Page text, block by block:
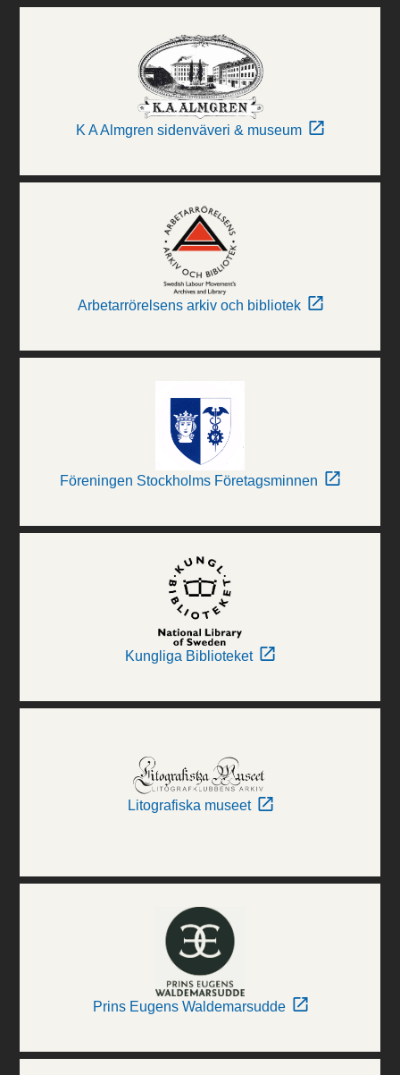
K A Almgren sidenväveri & museum
Arbetarrörelsens arkiv och bibliotek
Föreningen Stockholms Företagsminnen
Kungliga Biblioteket
Litografiska museet
Prins Eugens Waldemarsudde